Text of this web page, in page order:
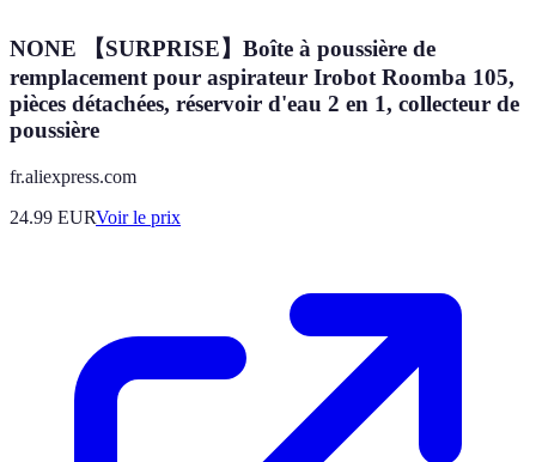
NONE 【SURPRISE】Boîte à poussière de
remplacement pour aspirateur Irobot Roomba 105,
pièces détachées, réservoir d'eau 2 en 1, collecteur de
poussière
fr.aliexpress.com
24.99 EURVoir le prix